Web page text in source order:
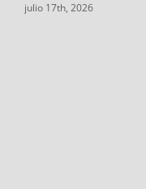
julio 17th, 2026